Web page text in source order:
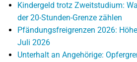
Kindergeld trotz Zweitstudium:
der 20-Stunden-Grenze zählen
Pfändungsfreigrenzen 2026:
Juli 2026
Unterhalt an Angehörige: